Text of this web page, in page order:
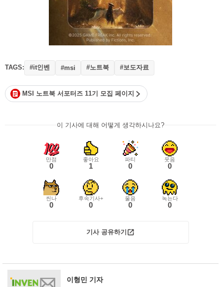
TAGS: #it인벤 #msi #노트북 #보도자료
MSI 노트북 서포터즈 11기 모집 페이지
이 기사에 대해 어떻게 생각하시나요?
만점
0
좋아요
1
파티
0
웃음
0
씬나
0
후속기사+
0
울음
0
녹는다
0
기사 공유하기
이형민 기자